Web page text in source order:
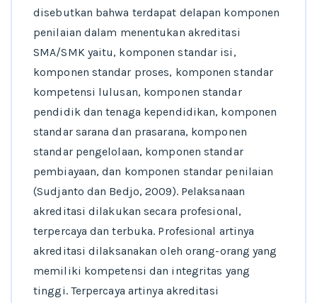
disebutkan bahwa terdapat delapan komponen
penilaian dalam menentukan akreditasi
SMA/SMK yaitu, komponen standar isi,
komponen standar proses, komponen standar
kompetensi lulusan, komponen standar
pendidik dan tenaga kependidikan, komponen
standar sarana dan prasarana, komponen
standar pengelolaan, komponen standar
pembiayaan, dan komponen standar penilaian
(Sudjanto dan Bedjo, 2009). Pelaksanaan
akreditasi dilakukan secara profesional,
terpercaya dan terbuka. Profesional artinya
akreditasi dilaksanakan oleh orang-orang yang
memiliki kompetensi dan integritas yang
tinggi. Terpercaya artinya akreditasi